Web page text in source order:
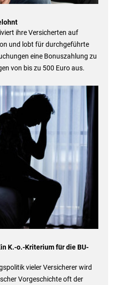
ihre Versicherten auf
und lobt für durchgeführte
eine Bonuszahlung zu
von bis zu 500 Euro aus.
K.-o.-Kriterium für die BU-
vieler Versicherer wird
Vorgeschichte oft der